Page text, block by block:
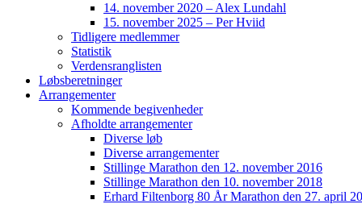
14. november 2020 – Alex Lundahl
15. november 2025 – Per Hviid
Tidligere medlemmer
Statistik
Verdensranglisten
Løbsberetninger
Arrangementer
Kommende begivenheder
Afholdte arrangementer
Diverse løb
Diverse arrangementer
Stillinge Marathon den 12. november 2016
Stillinge Marathon den 10. november 2018
Erhard Filtenborg 80 År Marathon den 27. april